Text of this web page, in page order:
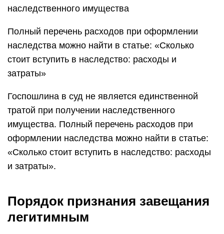
наследственного имущества
Полный перечень расходов при оформлении
наследства можно найти в статье: «Сколько
стоит вступить в наследство: расходы и
затраты»
Госпошлина в суд не является единственной
тратой при получении наследственного
имущества. Полный перечень расходов при
оформлении наследства можно найти в статье:
«Сколько стоит вступить в наследство: расходы
и затраты».
Порядок признания завещания
легитимным